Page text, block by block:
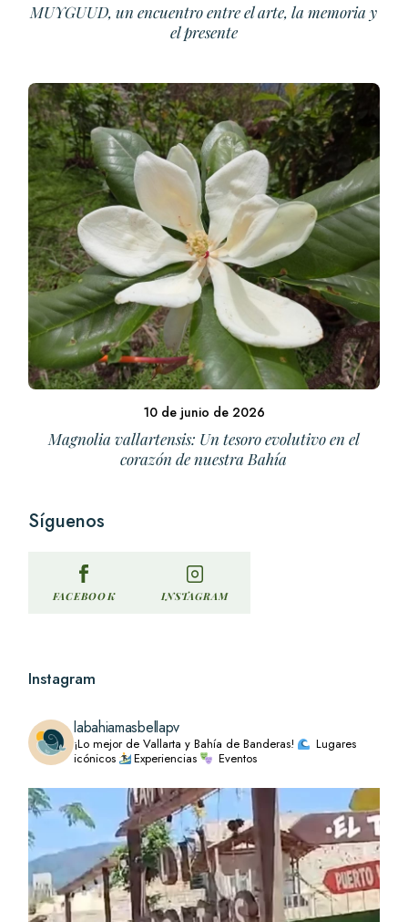
MUYGUUD, un encuentro entre el arte, la memoria y
el presente
10 de junio de 2026
Magnolia vallartensis: Un tesoro evolutivo en el
corazón de nuestra Bahía
Síguenos
FACEBOOK INSTAGRAM
Instagram
labahiamasbellapv
¡Lo mejor de Vallarta y Bahía de Banderas!
Lugares
icónicos
Experiencias Eventos